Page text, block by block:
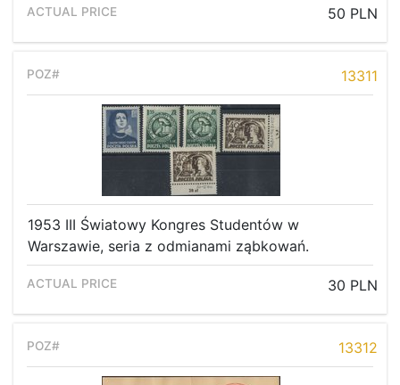
50 PLN
13311
1953 III Światowy Kongres Studentów w
Warszawie, seria z odmianami ząbkowań.
30 PLN
13312